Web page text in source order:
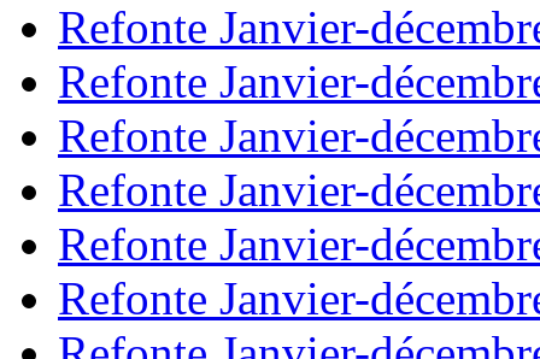
Refonte Janvier-
Refonte Janvier-
Refonte Janvier-
Refonte Janvier-
Refonte Janvier-
Refonte Janvier-